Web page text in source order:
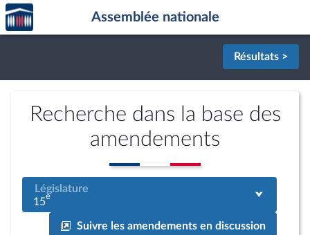
Aller au contenu
Aller en bas de la page
Accèder
à la
page
Assemblée nationale
Résultats >
Recherche dans la base des
amendements
Législature
15e
Suivre les amendements en discussion